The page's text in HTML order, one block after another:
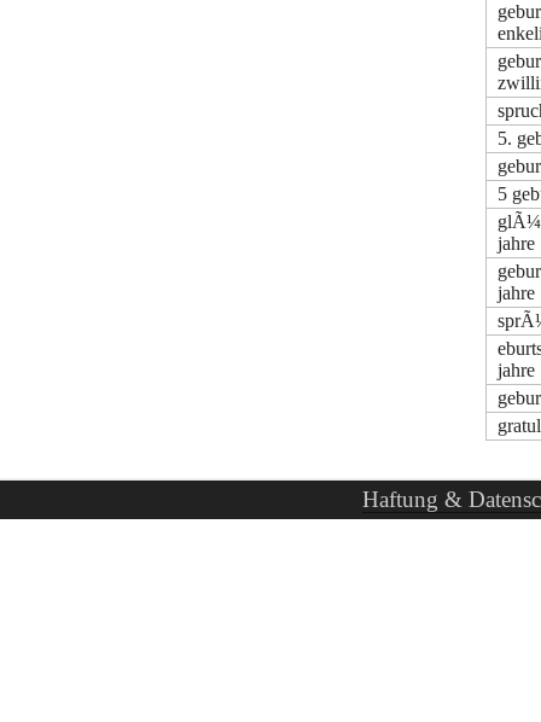
5.
5
jahre
jahre
jahre
Haftung &